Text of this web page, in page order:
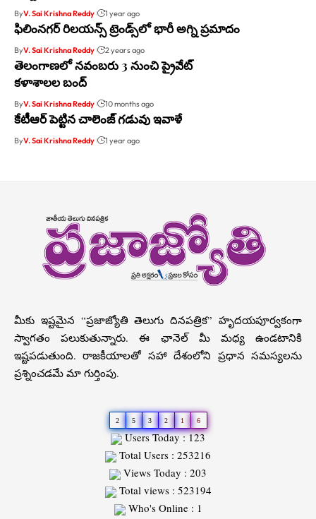
ByV. Sai Krishna Reddy 1 year ago
ఫిలింనగర్ రిలయన్స్ ట్రెండ్స్‌లో భారీ అగ్ని ప్రమాదం
ByV. Sai Krishna Reddy 2 years ago
తెలంగాణలో నవంబరు 3 నుంచి ప్రైవేట్
కళాశాలల బంద్
ByV. Sai Krishna Reddy 10 months ago
కేటీఆర్‌ పెట్టిన చాలెంజ్‌ గడువు ఇవాళే
ByV. Sai Krishna Reddy 1 year ago
మీకు ఇష్టమైన “ప్రజాజ్యోతి తెలుగు దినపత్రిక” హృదయపూర్వకంగా
స్వాగతం పలుకుతున్నారు. ఈ ఛానెల్ మీ మధ్య ఉండటానికి
ఇష్టపడుతుంది. రాజకీయాలతో సహా దేశంలోని ప్రధాన సమస్యలను
ప్రశ్నించడమే మా గుర్తింపు.
2 5 3 2 1 6
Users Today : 123
Total Users : 253216
Views Today : 203
Total views : 523194
Who's Online : 1